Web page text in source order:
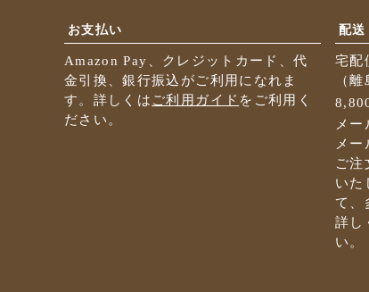
お支払い
Amazon Pay、クレジットカード、代
金引換、銀行振込がご利用になれま
す。詳しくは ご利用ガイド をご利用く
ださい。
配送
宅配
（
メ
メ
ご注
いた
て、
詳し
い。